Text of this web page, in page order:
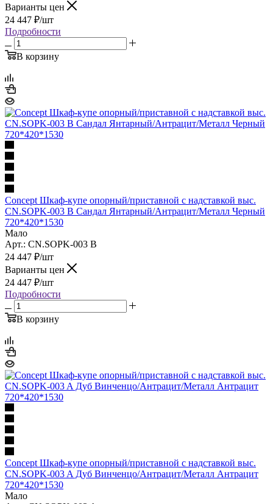
Варианты цен
24 447 ₽/шт
Подробности
В корзину
Concept Шкаф-купе опорный/приставной с надставкой выс.
CN.SOPK-003 B Сандал Янтарный/Антрацит/Металл Черный
720*420*1530
Мало
Арт.: CN.SOPK-003 B
24 447 ₽/шт
Варианты цен
24 447 ₽/шт
Подробности
В корзину
Concept Шкаф-купе опорный/приставной с надставкой выс.
CN.SOPK-003 A Дуб Винченцо/Антрацит/Металл Антрацит
720*420*1530
Мало